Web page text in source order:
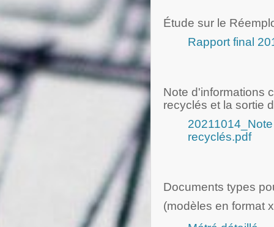
Étude sur le
Rapport final
Note d'informations
recyclés et la sortie
recyclés.pdf
Documents types
(modèles en format